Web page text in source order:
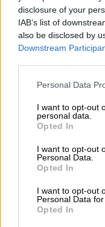
disclosure of your
IAB’s list of
also be disclosed by
Downstream
Please note that this
not limited to your
grant or deny
use your data for
consent section.
Personal Data
I want to opt-out
personal data.
Opted In
I want to opt-out
Personal Data.
Opted In
I want to opt-out
Personal Data
Opted In
επιβάλλει την
μπορεί να
πλήττει
σκοτώνει
στραγγαλίζει
ρεαλιστική
στα χέρια του.
επέκταση του
μονάδων
στον Κόλπο,